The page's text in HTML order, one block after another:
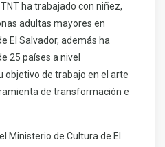
ha trabajado con niñez,
adultas mayores en
El Salvador, además ha
25 países a nivel
objetivo de trabajo en el arte
de transformación e
Ministerio de Cultura de El